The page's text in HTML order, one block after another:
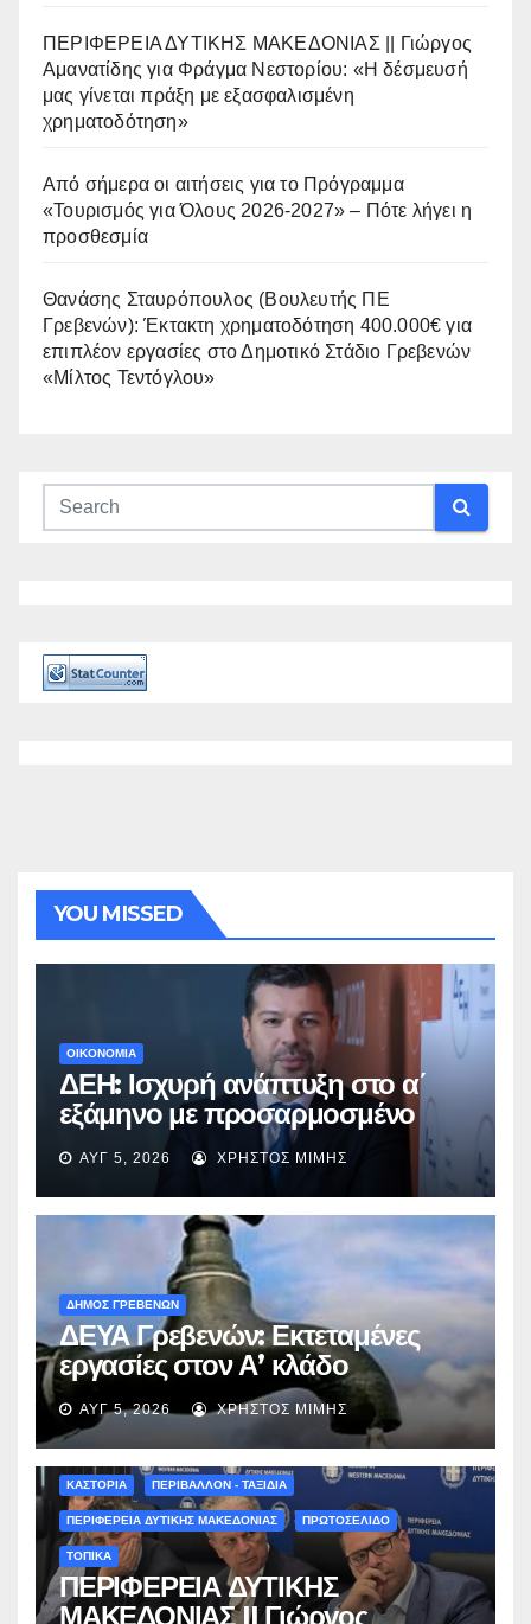
ΠΕΡΙΦΕΡΕΙΑ ΔΥΤΙΚΗΣ ΜΑΚΕΔΟΝΙΑΣ || Γιώργος
Αμανατίδης για Φράγμα Νεστορίου: «Η δέσμευσή
μας γίνεται πράξη με εξασφαλισμένη
χρηματοδότηση»
Από σήμερα οι αιτήσεις για το Πρόγραμμα
«Τουρισμός για Όλους 2026-2027» – Πότε λήγει η
προσθεσμία
Θανάσης Σταυρόπουλος (Βουλευτής ΠΕ
Γρεβενών): Έκτακτη χρηματοδότηση 400.000€ για
επιπλέον εργασίες στο Δημοτικό Στάδιο Γρεβενών
«Μίλτος Τεντόγλου»
YOU MISSED
ΟΙΚΟΝΟΜΙΑ
ΔΕΗ: Ισχυρή ανάπτυξη στο α΄
εξάμηνο με προσαρμοσμένο
EBITDA στα €1,2 δισ.
ΑΥΓ 5, 2026 ΧΡΉΣΤΟΣ ΜΊΜΗΣ
ΔΗΜΟΣ ΓΡΕΒΕΝΩΝ
ΔΕΥΑ Γρεβενών: Εκτεταμένες
εργασίες στον Α’ κλάδο
ύδρευσης – Ποιες περιοχές
επηρεάζονται την Πέμπτη
ΑΥΓ 5, 2026 ΧΡΉΣΤΟΣ ΜΊΜΗΣ
ΚΑΣΤΟΡΙΑ ΠΕΡΙΒΑΛΛΟΝ - ΤΑΞΙΔΙΑ
ΠΕΡΙΦΕΡΕΙΑ ΔΥΤΙΚΗΣ ΜΑΚΕΔΟΝΙΑΣ ΠΡΩΤΟΣΕΛΙΔΟ
ΤΟΠΙΚΑ
ΠΕΡΙΦΕΡΕΙΑ ΔΥΤΙΚΗΣ
ΜΑΚΕΔΟΝΙΑΣ || Γιώργος